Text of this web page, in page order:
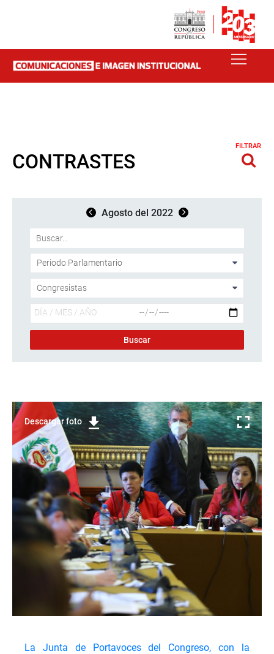
CONTRASTES
FILTRAR
Agosto del 2022
Descargar foto
La Junta de Portavoces del Congreso, con la